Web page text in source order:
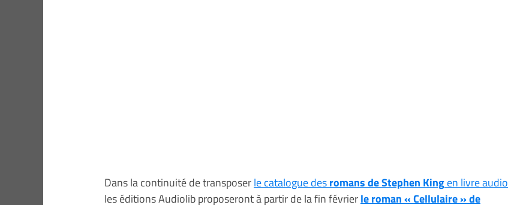
Dans la continuité de transposerle catalogue desromans de Stephen Kingen livre audio
les éditions Audiolib proposeront à partir de la fin févrierle roman « Cellulaire » de